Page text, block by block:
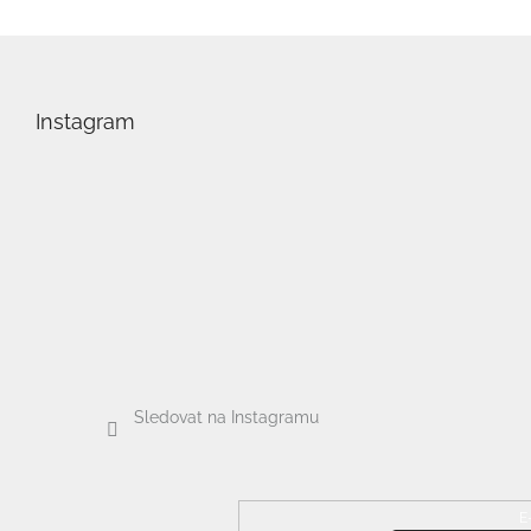
Instagram
Sledovat na Instagramu